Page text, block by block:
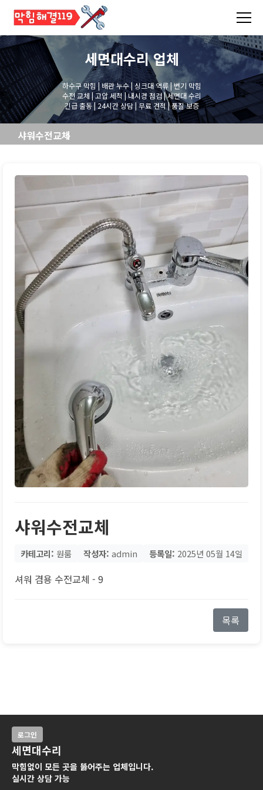
세면대수리업체
하수구 막힘 | 배관 누수 | 싱크대 역류 | 변기 막힘
수전 교체 | 고압 세척 | 내시경 점검 | 세면대 수리
긴급 출동 | 24시간 상담 | 무료 견적 | 품질 보증
샤워수전교체
샤워수전교체
카테고리: 원룸 작성자: admin 등록일: 2025년 05월 14일
셔워 겸용 수전교체 - 9
목록
로그인
세면대수리
막힘없이 모든 곳을 뚫어주는 업체입니다.
실시간 상담 가능